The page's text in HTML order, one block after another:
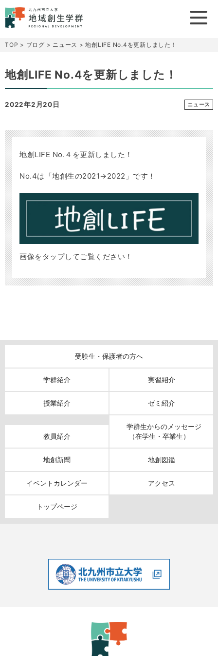
TOP > ブログ > ニュース >地創LIFE No.4を更新しました！
地創LIFE No.4を更新しました！
2022年2月20日 ニュース
地創LIFE No.４を更新しました！
No.4は「地創生の2021→2022」です！
画像をタップしてご覧ください！
受験生・保護者の方へ
学群紹介 実習紹介
授業紹介 ゼミ紹介
教員紹介
学群生からのメッセージ
（在学生・卒業生）
地創新聞 地創図鑑
イベントカレンダー アクセス
トップページ